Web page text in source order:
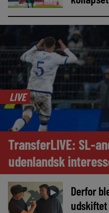
LIVE
TransferLIVE: SL-
udenlandsk
►
Derfor
udskiftet